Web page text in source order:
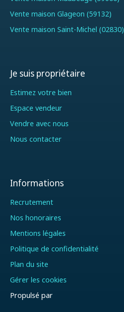
Vente maison Glageon (59132)
Vente maison Saint-Michel (02830)
Je suis propriétaire
Estimez votre bien
Espace vendeur
Vendre avec nous
Nous contacter
Informations
Recrutement
Nos honoraires
Mentions légales
Politique de confidentialité
Plan du site
Gérer les cookies
Propulsé par